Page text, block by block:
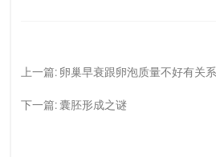
上一篇: 卵巢早衰跟卵泡质量不好有关
下一篇: 囊胚形成之谜